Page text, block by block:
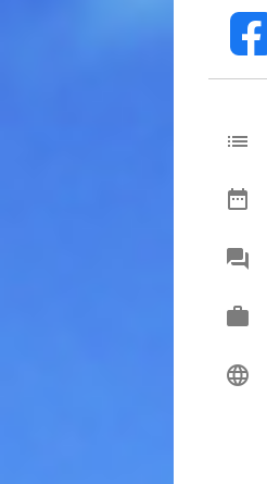
fb
list
date_range
chat
work
language